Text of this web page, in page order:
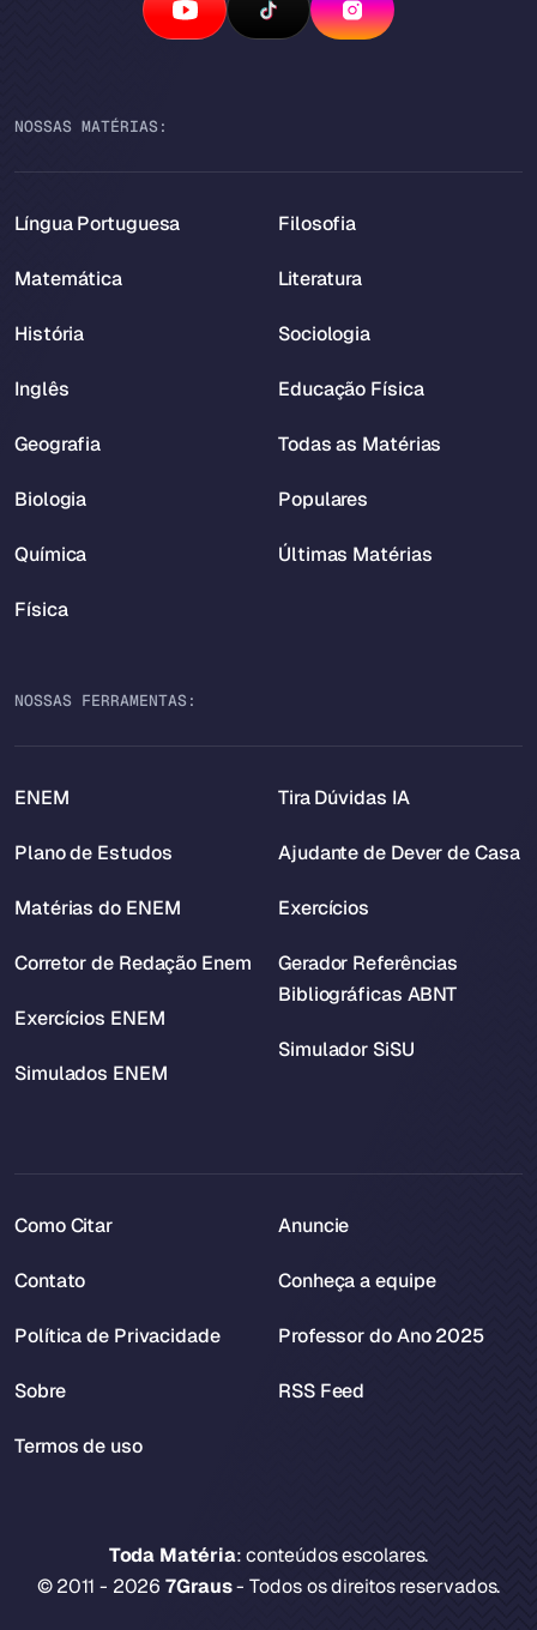
NOSSAS MATÉRIAS:
Língua Portuguesa
Matemática
História
Inglês
Geografia
Biologia
Química
Física
Filosofia
Literatura
Sociologia
Educação Física
Todas as Matérias
Populares
Últimas Matérias
NOSSAS FERRAMENTAS:
ENEM
Plano de Estudos
Matérias do ENEM
Corretor de Redação Enem
Exercícios ENEM
Simulados ENEM
Tira Dúvidas IA
Ajudante de Dever de Casa
Exercícios
Gerador Referências
Bibliográficas ABNT
Simulador SiSU
Toda Matéria: conteúdos escolares.
© 2011 - 20267Graus- Todos os direitos reservados.
Como Citar
Contato
Política de Privacidade
Sobre
Termos de uso
Anuncie
Conheça a equipe
Professor do Ano 2025
RSS Feed